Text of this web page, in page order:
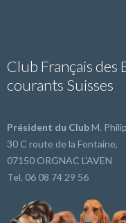
Club Français des
courants Suisses
Président du ClubM.
30 C route de la Fontaine,
07150 ORGNAC L'AVEN
Tel. 06 08 74 29 56